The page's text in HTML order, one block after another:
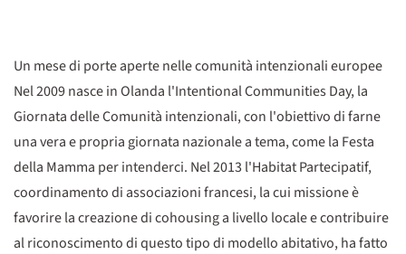
Un mese di porte aperte nelle comunità intenzionali europee
Nel 2009 nasce in Olanda l'Intentional Communities Day, la
Giornata delle Comunità intenzionali, con l'obiettivo di farne
una vera e propria giornata nazionale a tema, come la Festa
della Mamma per intenderci. Nel 2013 l'Habitat Partecipatif,
coordinamento di associazioni francesi, la cui missione è
favorire la creazione di cohousing a livello locale e contribuire
al riconoscimento di questo tipo di modello abitativo, ha fatto